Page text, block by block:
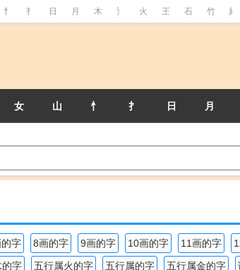
忄 扌 日 月 木 氵 火 王 石 竹 糹
女 山 忄 扌 日 月
字 8画的字 9画的字 10画的字 11画的字
的字 五行属火的字 五行属的字 五行属金的字